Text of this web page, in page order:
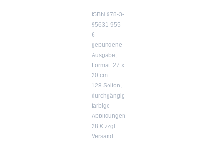
ISBN 978-3-
95631-955-
6
gebundene
Ausgabe,
Format: 27 x
20 cm
128 Seiten,
durchgängig
farbige
Abbildungen
28 € zzgl.
Versand